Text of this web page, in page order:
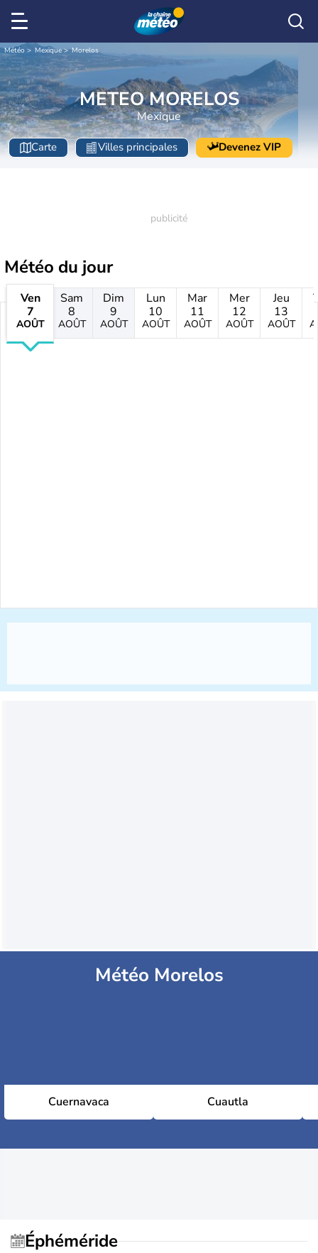
Météo Mexique Morelos
METEO MORELOS
Mexique
Carte Villes principales Devenez VIP
Météo du jour
Ven
7
AOÛT
Sam
8
AOÛT
Dim
9
AOÛT
Lun
10
AOÛT
Mar
11
AOÛT
Mer
12
AOÛT
Jeu
13
AOÛT
Météo Morelos
Cuernavaca Cuautla
Éphéméride